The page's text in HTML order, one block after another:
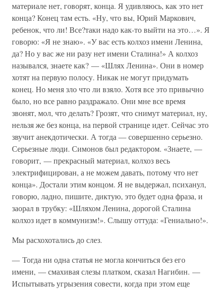
материале нет, говорят, конца. Я удивляюсь, как это нет
конца? Конец там есть. «Ну, что вы, Юрий Маркович,
ребенок, что ли! Все?таки надо как-то выйти на это…». Я
говорю: «Я не знаю». «У вас есть колхоз имени Ленина,
да? Но у вас же ни разу нет имени Сталина!» А колхоз
назывался, знаете как? — «Шлях Ленина». Они в номер
хотят на первую полосу. Никак не могут придумать
конец. Но меня зло что ли взяло. Хотя все это привычно
было, но все равно раздражало. Они мне все время
звонят, мол, что делать? Грозят, что снимут материал, ну,
нельзя же без конца, на первой странице идет. Сейчас это
звучит анекдотически. А тогда — совершенно серьезно.
Серьезные люди. Симонов был редактором. «Знаете, —
говорит, — прекрасный материал, колхоз весь
электрифицирован, а не можем давать, потому что нет
конца». Достали этим концом. Я не выдержал, психанул,
говорю, ладно, пишите, диктую, это будет одна фраза, и
заорал в трубку: «Шляхом Ленина, дорогой Сталина
колхоз идет в коммунизм!». Слышу оттуда: «Гениально!».
Мы расхохотались до слез.
— Тогда ни одна статья не могла кончиться без его
имени, — смахивая слезы платком, сказал Нагибин. —
Испытывать угрызения совести, когда при этом еще